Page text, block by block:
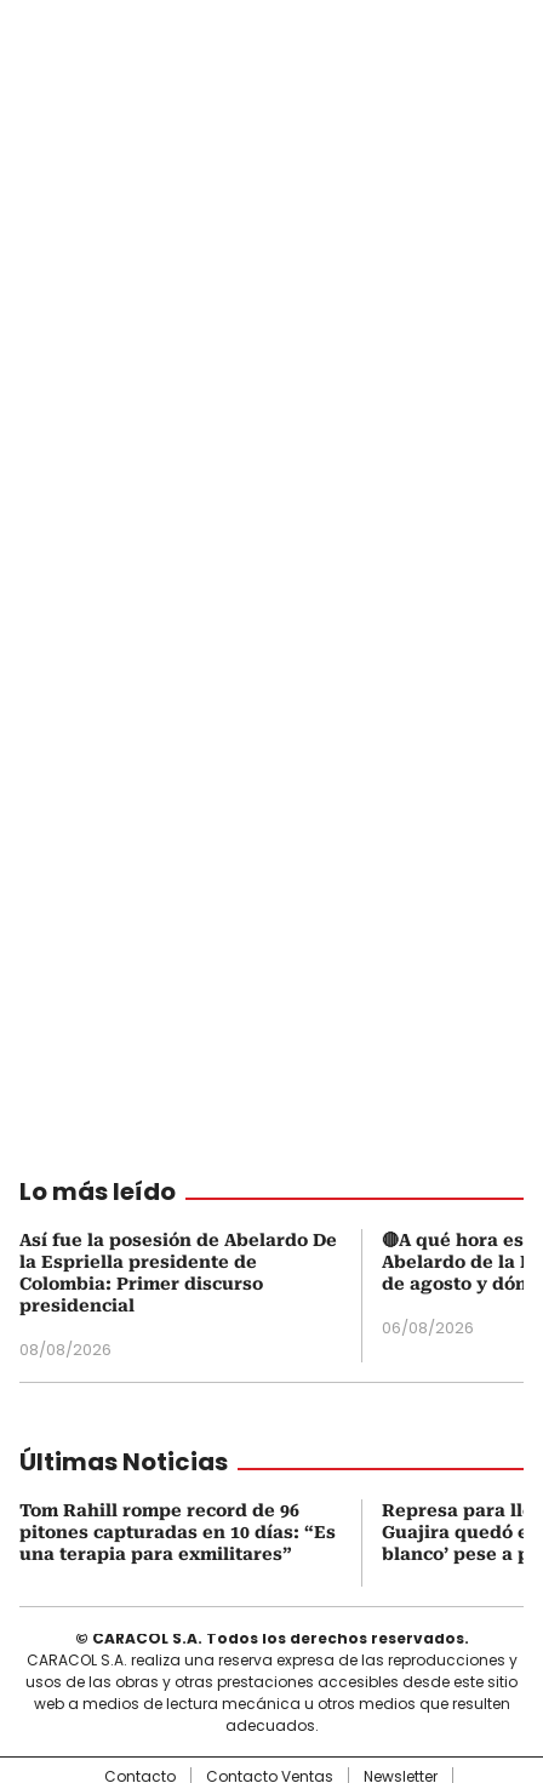
Lo más leído
Así fue la posesión de Abelardo De
la Espriella presidente de
Colombia: Primer discurso
presidencial
08/08/2026
🔴A qué hora es
Abelardo de la
de agosto y
06/08/2026
Últimas Noticias
Tom Rahill rompe record de 96
pitones capturadas en 10 días: “Es
una terapia para exmilitares”
Represa para
Guajira quedó en
blanco’ pese a
© CARACOL S.A. Todos los derechos reservados.
CARACOL S.A. realiza una reserva expresa de las reproducciones y
usos de las obras y otras prestaciones accesibles desde este sitio
web a medios de lectura mecánica u otros medios que resulten
adecuados.
Contacto Contacto Ventas Newsletter